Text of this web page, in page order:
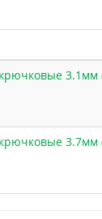
3.1мм
3.7мм